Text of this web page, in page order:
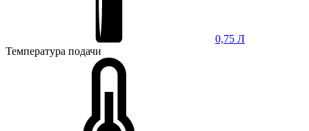
0,75 Л
Температура подачи